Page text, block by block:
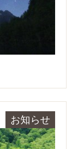
お知らせ